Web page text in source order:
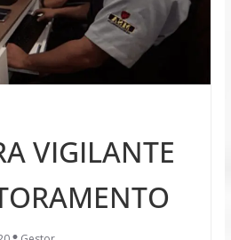
VIGILANTE